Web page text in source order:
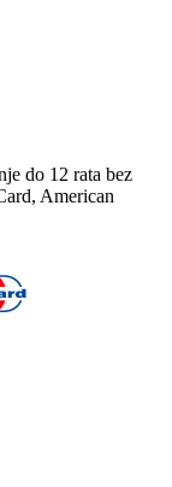
do 12 rata bez
American